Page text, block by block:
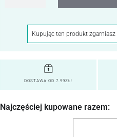
Kupując ten produkt zgarniasz
DOSTAWA OD 7.99ZŁ!
Najczęściej kupowane razem: